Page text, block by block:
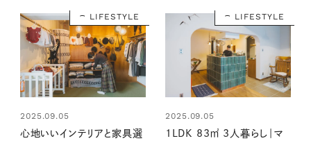
LIFESTYLE
2025.09.05
心地いいインテリアと家具選
LIFESTYLE
2025.09.05
1LDK 83㎡ 3人暮らし｜マ